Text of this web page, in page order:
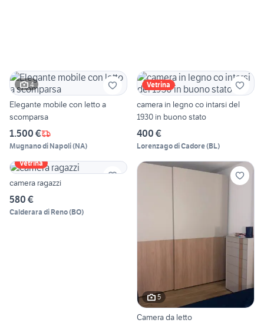
4
Elegante mobile con letto a
scomparsa
1.500 €
Mugnano di Napoli(NA)
Vetrina
camera in legno co intarsi del
1930 in buono stato
400 €
Lorenzago di Cadore(BL)
Vetrina
camera ragazzi
580 €
Calderara di Reno(BO)
5
Camera da letto